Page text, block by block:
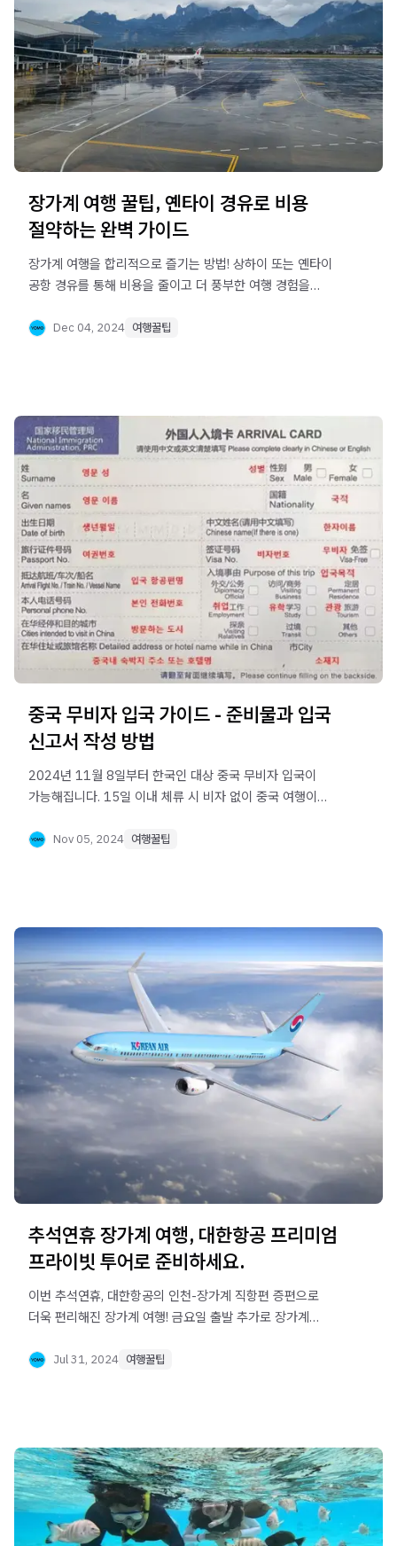
장가계 여행 꿀팁, 옌타이 경유로 비용
절약하는 완벽 가이드
장가계 여행을 합리적으로 즐기는 방법! 상하이 또는 옌타이
공항 경유를 통해 비용을 줄이고 더 풍부한 여행 경험을
모두 제공합니다.
Dec 04, 2024 여행꿀팁
중국 무비자 입국 가이드 - 준비물과 입국
신고서 작성 방법
2024년 11월 8일부터 한국인 대상 중국 무비자 입국이
가능해집니다. 15일 이내 체류 시 비자 없이 중국 여행이
Nov 05, 2024 여행꿀팁
추석연휴 장가계 여행, 대한항공 프리미엄
프라이빗 투어로 준비하세요.
이번 추석연휴, 대한항공의 인천-장가계 직항편 증편으로
더욱 편리해진 장가계 여행! 금요일 출발 추가로 장가계
합리적인 가격으로 가족과 특별한 추억을 만들어보세요.
Jul 31, 2024 여행꿀팁